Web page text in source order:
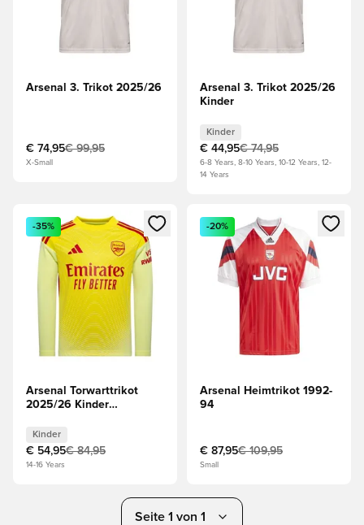
Arsenal 3. Trikot 2025/26
€ 74,95€ 99,95
X-Small
Arsenal 3. Trikot 2025/26
Kinder
Kinder
€ 44,95€ 74,95
6-8 Years, 8-10 Years, 10-12 Years, 12-
14 Years
Öffnet ein Fenster zum Anmelden oder Registrieren als
-35%
Arsenal Torwarttrikot
2025/26 Kinder
Kinder
€ 54,95€ 84,95
14-16 Years
Öffnet ein Fenster zum
-20%
Arsenal Heimtrikot 1992-
94
€ 87,95€ 109,95
Small
Seite 1 von 1